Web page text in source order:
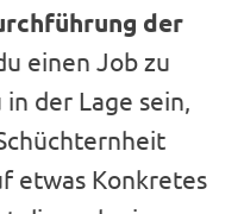
der
einen Job zu
der Lage sein,
etwas Konkretes